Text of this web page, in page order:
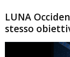
LUNA
stesso